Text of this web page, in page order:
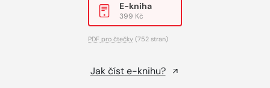
E-kniha
399 Kč
PDF pro čtečky (752 stran)
Jak číst e-knihu?